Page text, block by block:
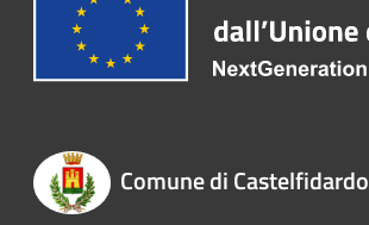
Comune di Castelfidardo